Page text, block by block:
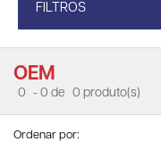
FILTROS
OEM
0 - 0 de 0 produto(s)
Ordenar por: